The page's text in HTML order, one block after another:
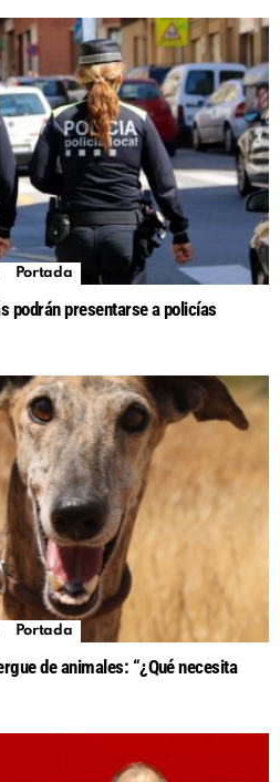
Portada
podrán presentarse a policías
Portada
de animales: “¿Qué necesita